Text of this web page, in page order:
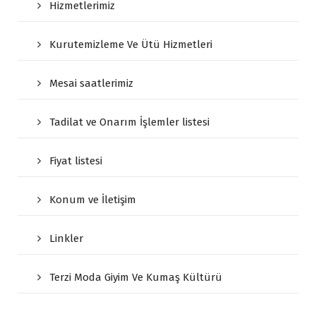
Hizmetlerimiz
Kurutemizleme Ve Ütü Hizmetleri
Mesai saatlerimiz
Tadilat ve Onarım İşlemler listesi
Fiyat listesi
Konum ve İletişim
Linkler
Terzi Moda Giyim Ve Kumaş Kültürü